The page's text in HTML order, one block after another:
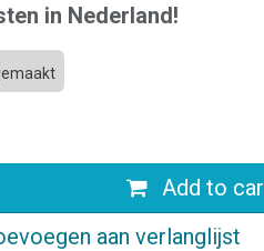
in Nederland!
Add to
aan verlanglijst